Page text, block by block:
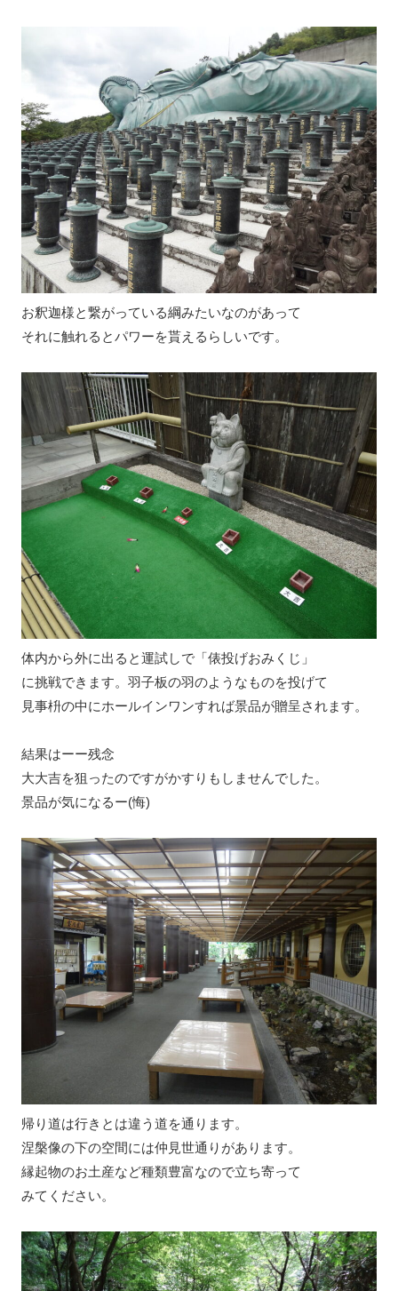
お釈迦様と繋がっている綱みたいなのがあって
それに触れるとパワーを貰えるらしいです。
体内から外に出ると運試しで「俵投げおみくじ」
に挑戦できます。羽子板の羽のようなものを投げて
見事枡の中にホールインワンすれば景品が贈呈されます。
結果はーー残念
大大吉を狙ったのですがかすりもしませんでした。
景品が気になるー(悔)
帰り道は行きとは違う道を通ります。
涅槃像の下の空間には仲見世通りがあります。
縁起物のお土産など種類豊富なので立ち寄って
みてください。